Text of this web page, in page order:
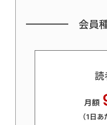
会員
読
月額
（1日